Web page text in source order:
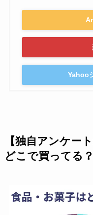
Yahoo
【独自アンケー
どこで買ってる？